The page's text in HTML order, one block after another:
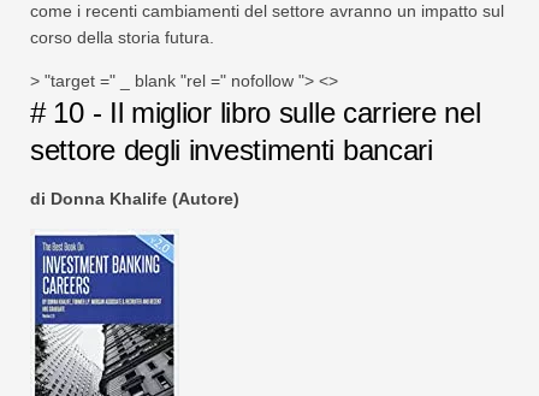
come i recenti cambiamenti del settore avranno un impatto sul
corso della storia futura.
> "target =" _ blank "rel =" nofollow "> <>
# 10 - Il miglior libro sulle carriere nel
settore degli investimenti bancari
di Donna Khalife (Autore)